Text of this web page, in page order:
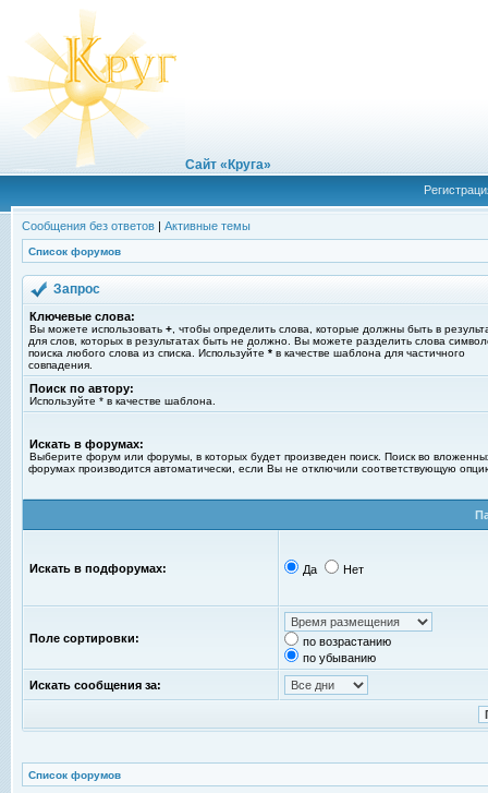
Сайт «Круга»
Сообщения без ответов | Активные темы
Список форумов
Запрос
Ключевые слова:
Вы можете использовать + , чтобы определить слова, которые должны быть в
для слов, которых в результатах быть не должно. Вы можете разделить слова
поиска любого слова из списка. Используйте * в качестве шаблона для частичного
совпадения.
Поиск по автору:
Используйте * в качестве шаблона.
Искать в форумах:
Выберите форум или форумы, в которых будет произведен поиск. Поиск во
форумах производится автоматически, если Вы не отключили соответствующую
Искать в подфорумах: Да Нет
Поле сортировки:
по возрастанию
по убыванию
Искать сообщения за:
Список форумов